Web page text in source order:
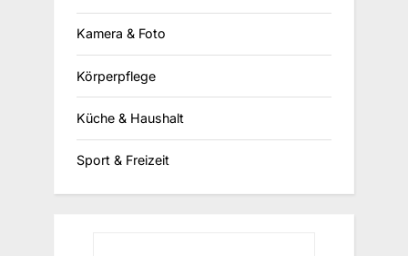
Kamera & Foto
Körperpflege
Küche & Haushalt
Sport & Freizeit